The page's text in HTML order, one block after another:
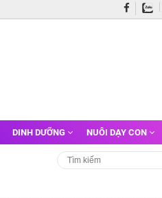
DINH DƯỠNG NUÔI DẠY CON